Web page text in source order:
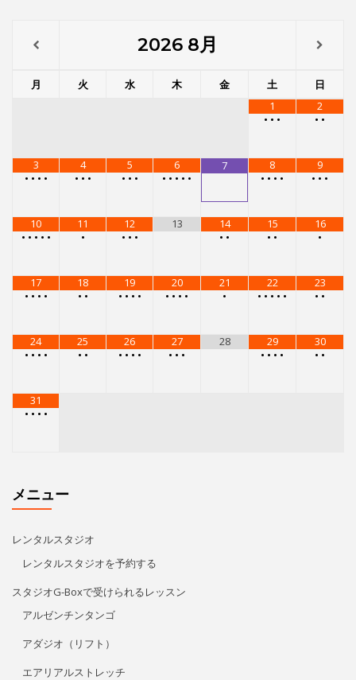
2026 8月
月 火 水 木 金 土
日
1
• • •
2
• •
3
• • • •
4
• • •
5
• • •
6
• • • • •
7
8
• • • •
9
• • •
10
• • • • •
11
•
12
• • •
13
14
• •
15
• •
16
•
17
• • • •
18
• •
19
• • • •
20
• • • •
21
•
22
• • • • •
23
• •
24
• • • •
25
• •
26
• • • •
27
• • •
28
29
• • • •
30
• •
31
• • • •
メニュー
レンタルスタジオ
レンタルスタジオを予約する
スタジオG-Boxで受けられるレッスン
アルゼンチンタンゴ
アダジオ（リフト）
エアリアルストレッチ